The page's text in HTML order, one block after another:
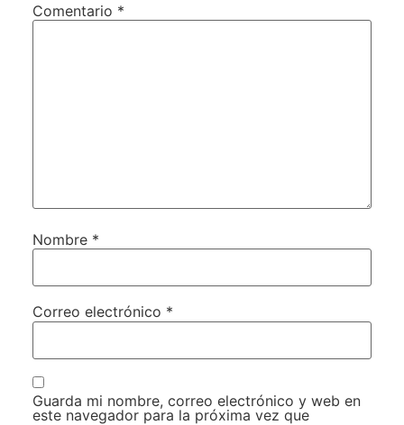
Comentario *
Nombre *
Correo electrónico *
Guarda mi nombre, correo electrónico y web en
este navegador para la próxima vez que